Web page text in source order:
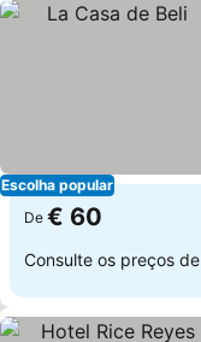
Escolha popular
De € 60
Consulte os preços de